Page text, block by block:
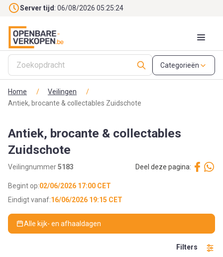
Skip to main content
Server tijd : 06/08/2026 05:25:26
Categorieën
Home / Veilingen
/
Antiek, brocante & collectables Zuidschote
Antiek, brocante & collectables
Zuidschote
Veilingnummer5183 Deel deze pagina:
Begint op:02/06/2026 17:00 CET
Eindigt vanaf:16/06/2026 19:15 CET
Alle kijk- en afhaaldagen
Filters